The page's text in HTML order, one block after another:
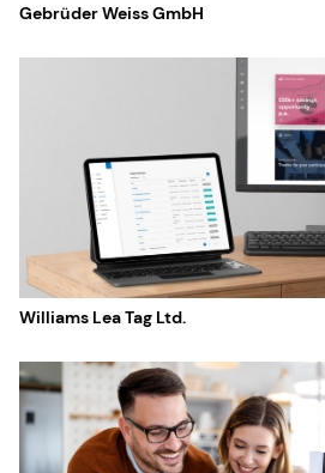
Gebrüder Weiss GmbH
Williams Lea Tag Ltd.